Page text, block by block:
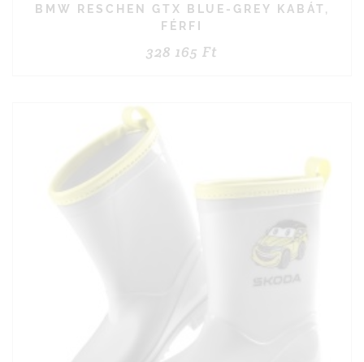
BMW RESCHEN GTX BLUE-GREY KABÁT,
FÉRFI
328 165 Ft